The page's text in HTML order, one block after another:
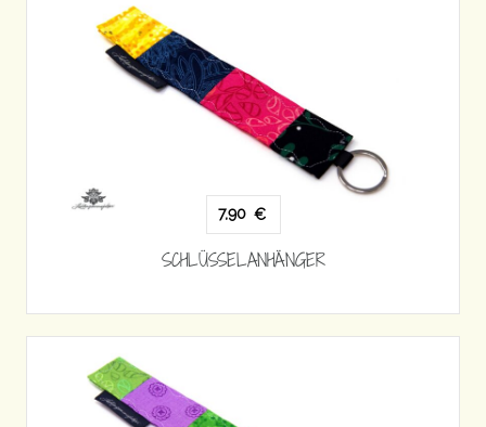
7,90 €
SCHLÜSSELANHÄNGER